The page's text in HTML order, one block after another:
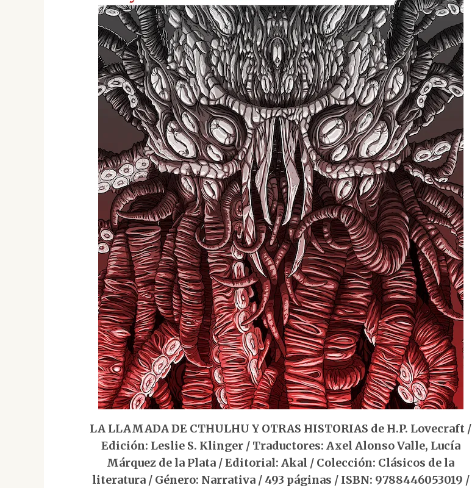
LA LLAMADA DE CTHULHU Y OTRAS HISTORIAS de H.P. Lovecraft /
Edición: Leslie S. Klinger / Traductores: Axel Alonso Valle, Lucía
Márquez de la Plata / Editorial: Akal / Colección: Clásicos de la
literatura / Género: Narrativa / 493 páginas / ISBN: 9788446053019 /